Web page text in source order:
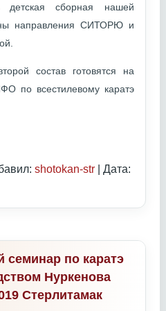
детская сборная нашей
направления СИТОРЮ и
состав готовятся на
по всестилевому каратэ
shotokan-str | Дата:
по каратэ
Нуркенова
Стерлитамак